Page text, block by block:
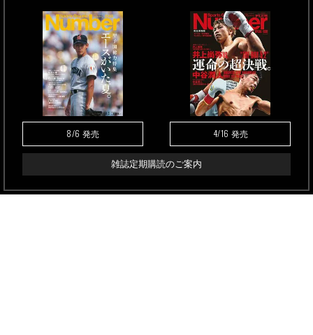
8/6 発売 4/16 発売
雑誌定期購読のご案内